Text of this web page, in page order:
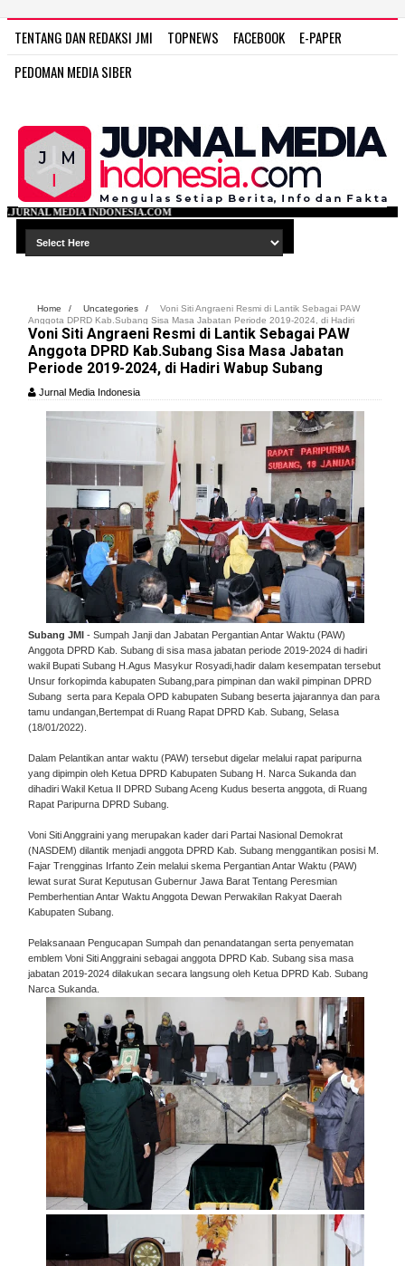
TENTANG DAN REDAKSI JMI TOPNEWS FACEBOOK
E-PAPER
PEDOMAN MEDIA SIBER
Home / Uncategories /
Voni Siti Angraeni Resmi di Lantik Sebagai PAW
Anggota DPRD Kab.Subang Sisa Masa Jabatan Periode 2019-2024, di Hadiri
Wabup Subang
Voni Siti Angraeni Resmi di Lantik Sebagai PAW
Anggota DPRD Kab.Subang Sisa Masa Jabatan
Periode 2019-2024, di Hadiri Wabup Subang
Jurnal Media Indonesia
Subang JMI - Sumpah Janji dan Jabatan Pergantian Antar Waktu (PAW)
Anggota DPRD Kab. Subang di sisa masa jabatan periode 2019-2024 di hadiri
wakil Bupati Subang H.Agus Masykur Rosyadi,hadir dalam kesempatan tersebut
Unsur forkopimda kabupaten Subang,para pimpinan dan wakil pimpinan DPRD
Subang serta para Kepala OPD kabupaten Subang beserta jajarannya dan para
tamu undangan,Bertempat di Ruang Rapat DPRD Kab. Subang, Selasa
(18/01/2022).
Dalam Pelantikan antar waktu (PAW) tersebut digelar melalui rapat paripurna
yang dipimpin oleh Ketua DPRD Kabupaten Subang H. Narca Sukanda dan
dihadiri Wakil Ketua II DPRD Subang Aceng Kudus beserta anggota, di Ruang
Rapat Paripurna DPRD Subang.
Voni Siti Anggraini yang merupakan kader dari Partai Nasional Demokrat
(NASDEM) dilantik menjadi anggota DPRD Kab. Subang menggantikan posisi M.
Fajar Trengginas Irfanto Zein melalui skema Pergantian Antar Waktu (PAW)
lewat surat Surat Keputusan Gubernur Jawa Barat Tentang Peresmian
Pemberhentian Antar Waktu Anggota Dewan Perwakilan Rakyat Daerah
Kabupaten Subang.
Pelaksanaan Pengucapan Sumpah dan penandatangan serta penyematan
emblem Voni Siti Anggraini sebagai anggota DPRD Kab. Subang sisa masa
jabatan 2019-2024 dilakukan secara langsung oleh Ketua DPRD Kab. Subang
Narca Sukanda.